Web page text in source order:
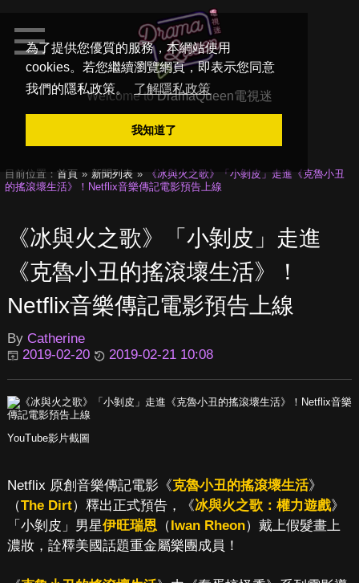
為了提供您優質的服務，本網站使用
cookies。若您繼續瀏覽網頁，即表示您同意
我們的隱私政策。
了解隱私政策
我知道了
Welcome toDramaQueen電視迷
目前位置： 首頁 新聞列表
《冰與火之歌》「小剝皮」走進《克魯小丑
的搖滾壞生活》！Netflix音樂傳記電影預告上線
《冰與火之歌》「小剝皮」走進
《克魯小丑的搖滾壞生活》！
Netflix音樂傳記電影預告上線
By Catherine
2019-02-20
2019-02-21 10:08
YouTube影片截圖
Netflix 原創音樂傳記電影《克魯小丑的搖滾壞生活》
（The Dirt）釋出正式預告，《冰與火之歌：權力遊戲》
「小剝皮」男星伊旺瑞恩（Iwan Rheon）戴上假髮畫上
濃妝，詮釋美國話題重金屬樂團成員！